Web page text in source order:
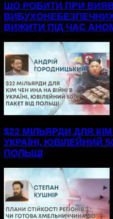
ЩО РОБИТИ ПРИ
ВИЖИТИ ПІД ЧАС
$22 МІЛЬЯРДИ ДЛЯ
УКРАЇНІ, ЮВІЛЕЙНИЙ
ПОЛЬЩІ